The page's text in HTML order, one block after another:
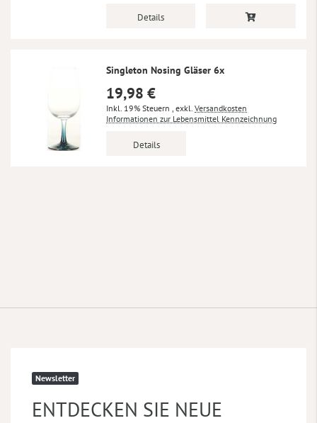
Details
Singleton Nosing Gläser 6x
19,98 €
Inkl. 19% Steuern , exkl. Versandkosten
Informationen zur Lebensmittel Kennzeichnung
Details
Newsletter
ENTDECKEN SIE NEUE